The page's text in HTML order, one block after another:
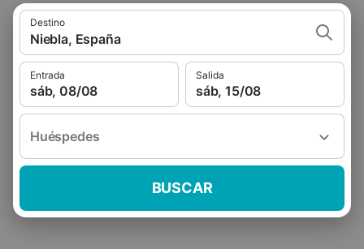
Destino
Niebla, España
Entrada
sáb, 08/08
Salida
sáb, 15/08
Huéspedes
BUSCAR